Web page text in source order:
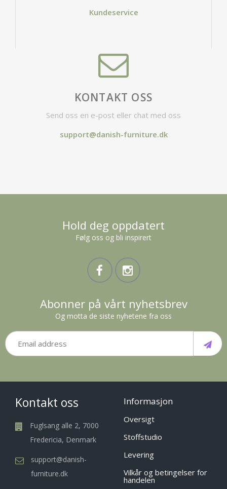
Kundeservice
KONTAKT OSS
Send oss en e-post eller chat med oss
support@danish-furniture.dk
Hold deg oppdatert
Følg oss og bli inspirert
Abonner på vårt nyhetsbrev
Og motta de siste nyhetene fra oss
Kontakt oss
Fuglsang alle 2, 7000
Fredericia, Denmark
support@danish-
furniture.dk
Informasjon
Oversigt
Stoffstudio
Levering
Vilkår og betingelser for
handelen